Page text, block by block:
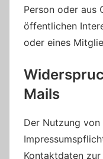
Person oder aus
öffentlichen
oder eines
Mails
Der Nutzung von
Kontaktdaten